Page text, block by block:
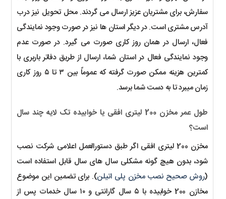
سفارش، برای مشتریان عزیز ارسال می گردند. محل تحویل نیز درب
آدرس مشتری است. در دیگر استان ها نیز در صورت وجود نمایندگی
فعال، ارسال در همان روز کاری صورت می گیرد. در صورت عدم
وجود نمایندگی فعال در استان شما، ارسال از طریق دفاتر باربری با
کمترین هزینه ممکن صورت گرفته که عموماً بین ۳ تا ۵ روز کاری
زمان میبرد تا به دست شما برسد.
طول عمر مخزن 200 لیتری افقی یا خوابیده تک لایه چند سال
است؟
مخزن 200 لیتری افقی اگر طبق دستورالعمل اعلامی شرکت نصب
شود، بدون هیچ گونه مشکلی سال های سال قابل استفاده است
(روش صحیح نصب مخزن پلی اتیلن). برای تضمین این موضوع
مخازن 200 خوابیده با ۵ سال گارانتی و ۱۰ سال خدمات پس از